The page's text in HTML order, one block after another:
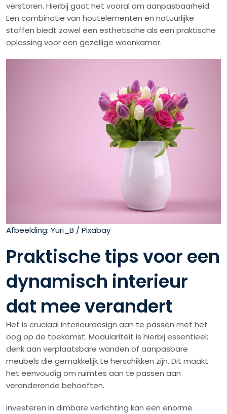
verstoren. Hierbij gaat het vooral om aanpasbaarheid.
Een combinatie van houtelementen en natuurlijke
stoffen biedt zowel een esthetische als een praktische
oplossing voor een gezellige woonkamer.
Afbeelding: Yuri_B / Pixabay
Praktische tips voor een
dynamisch interieur
dat mee verandert
Het is cruciaal interieurdesign aan te passen met het
oog op de toekomst. Modulariteit is hierbij essentieel;
denk aan verplaatsbare wanden of aanpasbare
meubels die gemakkelijk te herschikken zijn. Dit maakt
het eenvoudig om ruimtes aan te passen aan
veranderende behoeften.
Investeren in dimbare verlichting kan een enorme